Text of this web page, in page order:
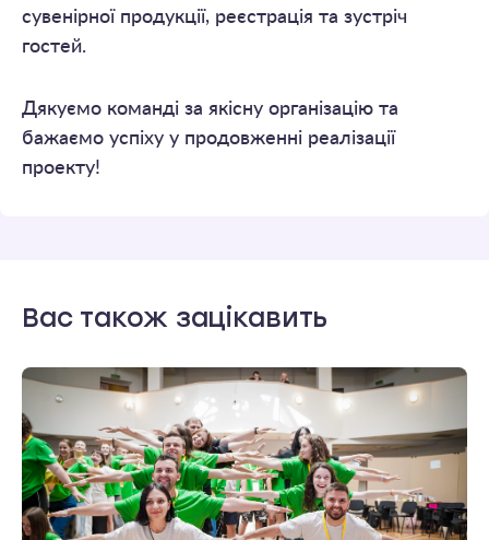
сувенірної продукції, реєстрація та зустріч
гостей.
Дякуємо команді за якісну організацію та
бажаємо успіху у продовженні реалізації
проекту!
Вас також зацікавить